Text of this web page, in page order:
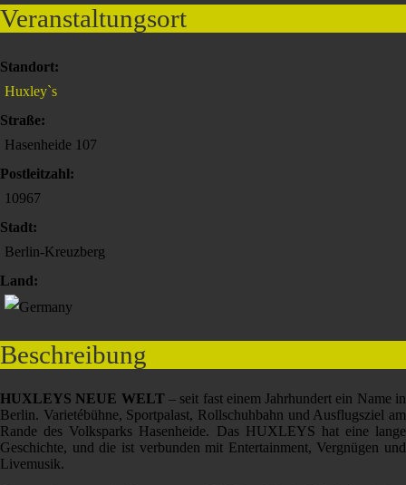
Veranstaltungsort
Standort:
Huxley`s
Straße:
Hasenheide 107
Postleitzahl:
10967
Stadt:
Berlin-Kreuzberg
Land:
Beschreibung
HUXLEYS NEUE WELT – seit fast einem Jahrhundert ein Name in
Berlin. Varietébühne, Sportpalast, Rollschuhbahn und Ausflugsziel am
Rande des Volksparks Hasenheide. Das HUXLEYS hat eine lange
Geschichte, und die ist verbunden mit Entertainment, Vergnügen und
Livemusik.